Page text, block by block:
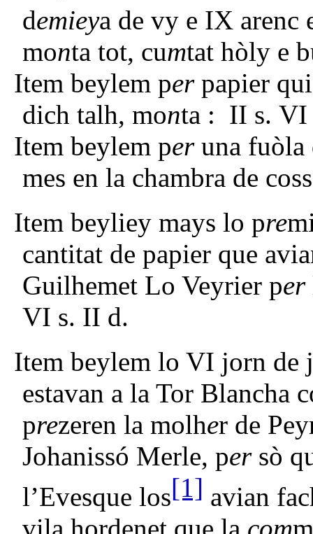
demieya de vy e IX arenc
monta tot, cumtat hòly e
Item beylem perpapier qui
dich talh, monta : II s. VI
Item beylem per una fuòla
mes en la chambra de
Item beyliey mays lo pre
cantitat de papier que
Guilhemet Lo Veyrier per
VI s. II d.
Item beylem lo VI jorn de
estavan a la Tor Blancha
prezeren la molher de
Johanissó Merle, persò
l’Evesque los[1] avian
vila hordenet que la com